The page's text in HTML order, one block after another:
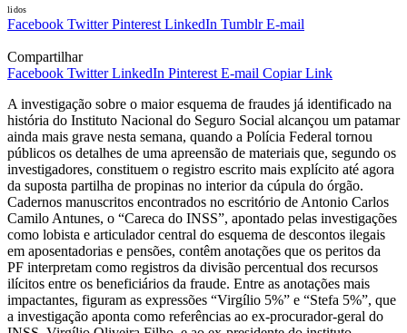
lidos
Facebook Twitter Pinterest LinkedIn Tumblr E-mail
Compartilhar
Facebook Twitter LinkedIn Pinterest E-mail Copiar Link
A investigação sobre o maior esquema de fraudes já identificado na
história do Instituto Nacional do Seguro Social alcançou um patamar
ainda mais grave nesta semana, quando a Polícia Federal tornou
públicos os detalhes de uma apreensão de materiais que, segundo os
investigadores, constituem o registro escrito mais explícito até agora
da suposta partilha de propinas no interior da cúpula do órgão.
Cadernos manuscritos encontrados no escritório de Antonio Carlos
Camilo Antunes, o “Careca do INSS”, apontado pelas investigações
como lobista e articulador central do esquema de descontos ilegais
em aposentadorias e pensões, contêm anotações que os peritos da
PF interpretam como registros da divisão percentual dos recursos
ilícitos entre os beneficiários da fraude. Entre as anotações mais
impactantes, figuram as expressões “Virgílio 5%” e “Stefa 5%”, que
a investigação aponta como referências ao ex-procurador-geral do